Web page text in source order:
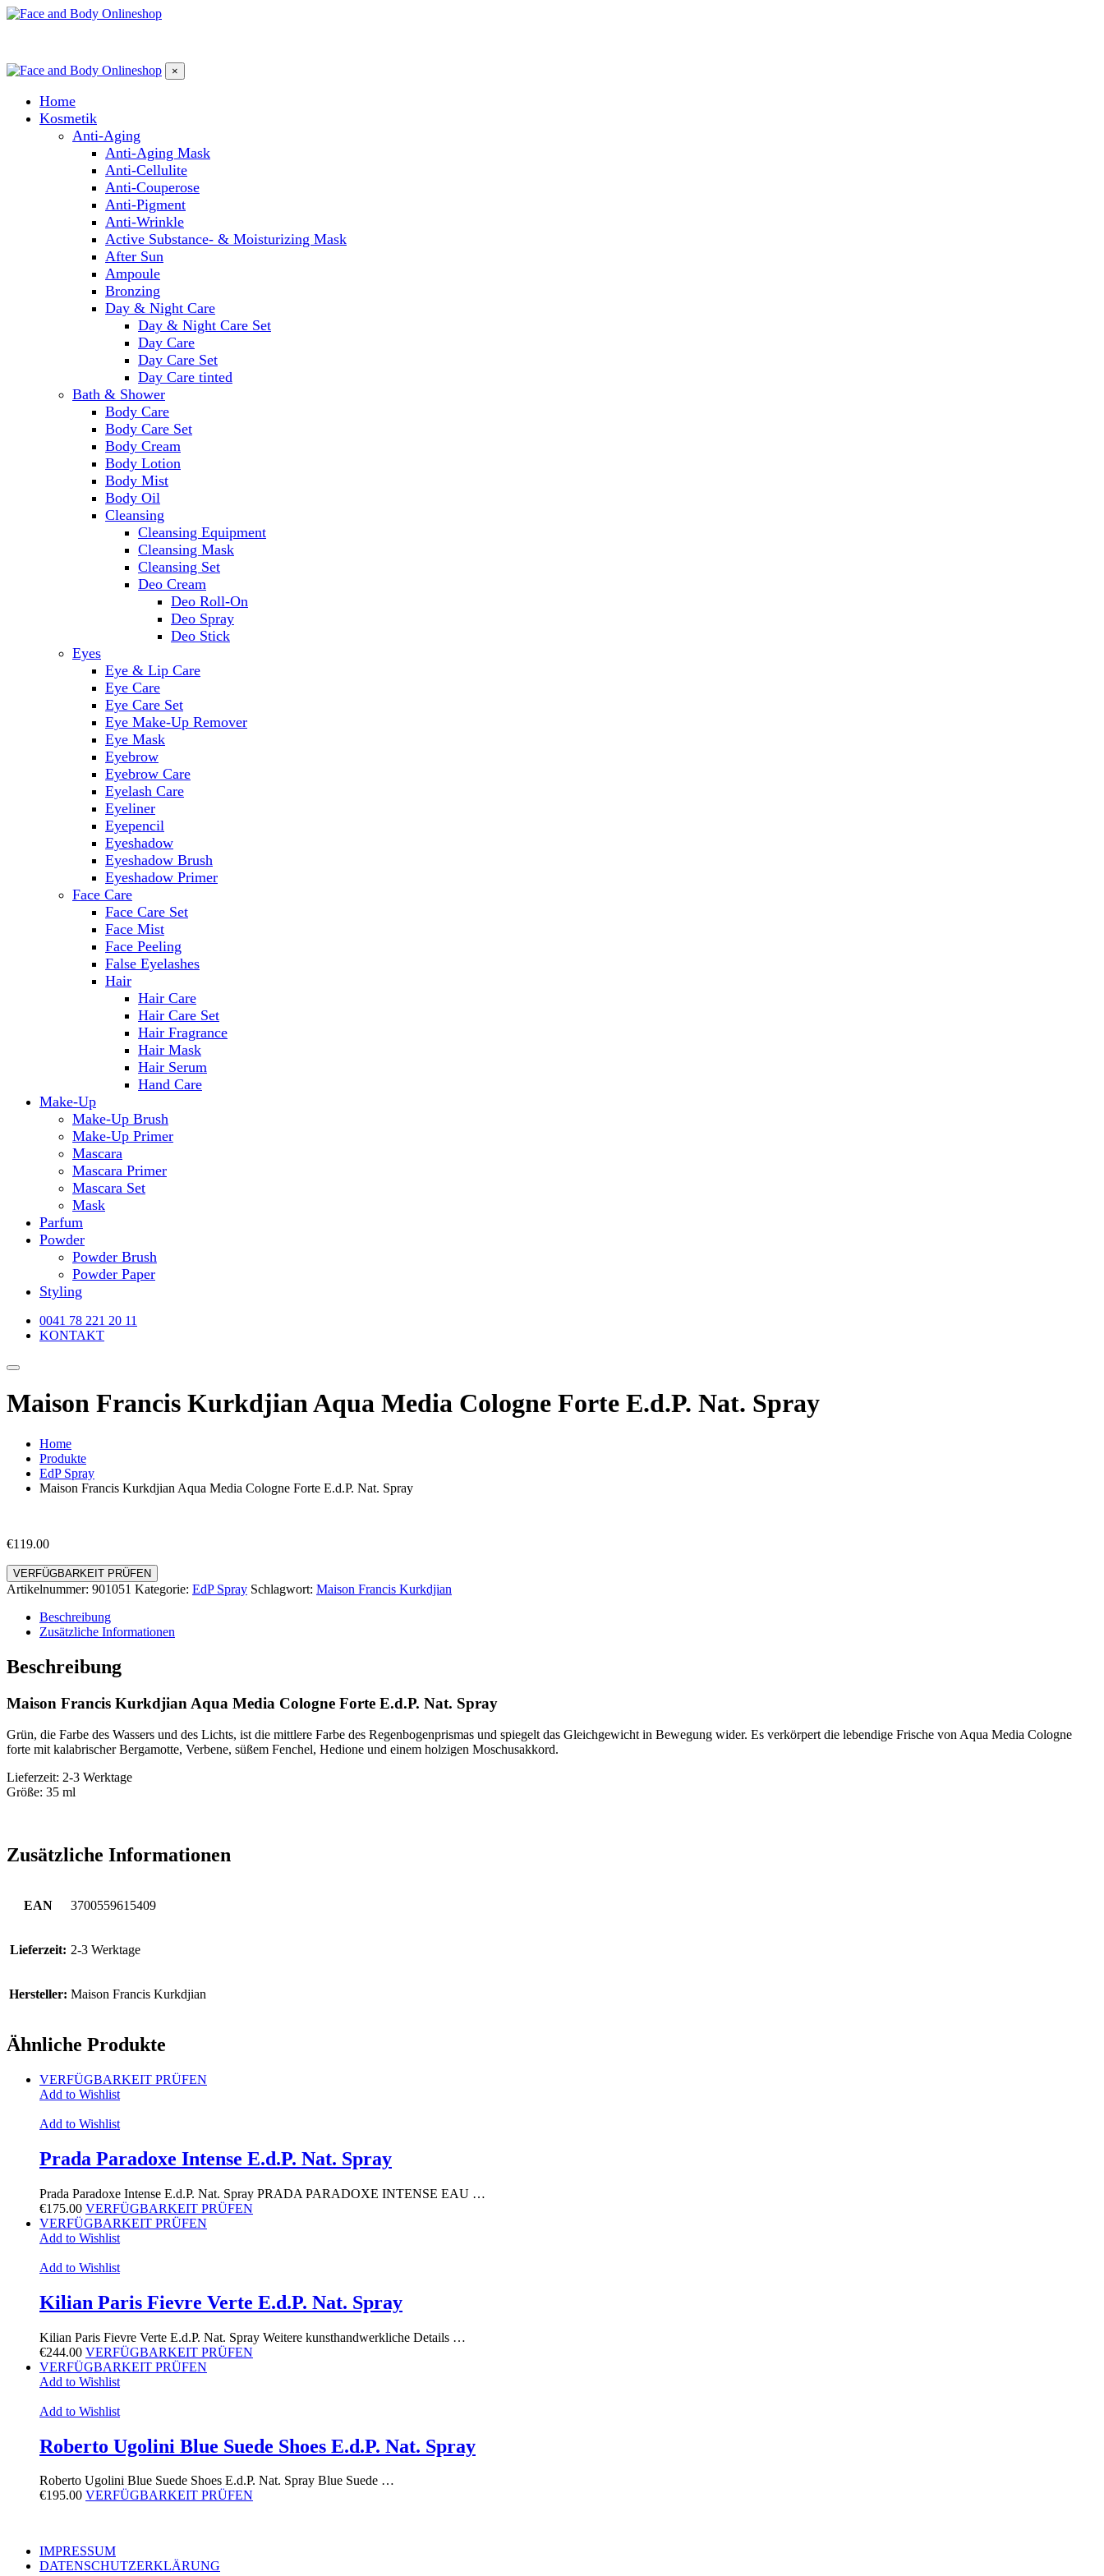
×
Home
Kosmetik
Anti-Aging
Anti-Aging Mask
Anti-Cellulite
Anti-Couperose
Anti-Pigment
Anti-Wrinkle
Active Substance- & Moisturizing Mask
After Sun
Ampoule
Bronzing
Day & Night Care
Day & Night Care Set
Day Care
Day Care Set
Day Care tinted
Bath & Shower
Body Care
Body Care Set
Body Cream
Body Lotion
Body Mist
Body Oil
Cleansing
Cleansing Equipment
Cleansing Mask
Cleansing Set
Deo Cream
Deo Roll-On
Deo Spray
Deo Stick
Eyes
Eye & Lip Care
Eye Care
Eye Care Set
Eye Make-Up Remover
Eye Mask
Eyebrow
Eyebrow Care
Eyelash Care
Eyeliner
Eyepencil
Eyeshadow
Eyeshadow Brush
Eyeshadow Primer
Face Care
Face Care Set
Face Mist
Face Peeling
False Eyelashes
Hair
Hair Care
Hair Care Set
Hair Fragrance
Hair Mask
Hair Serum
Hand Care
Make-Up
Make-Up Brush
Make-Up Primer
Mascara
Mascara Primer
Mascara Set
Mask
Parfum
Powder
Powder Brush
Powder Paper
Styling
0041 78 221 20 11
KONTAKT
Maison Francis Kurkdjian Aqua Media Cologne Forte E.d.P. Nat. Spray
Home
Produkte
EdP Spray
Maison Francis Kurkdjian Aqua Media Cologne Forte E.d.P. Nat. Spray
€119.00
VERFÜGBARKEIT PRÜFEN
Artikelnummer: 901051 Kategorie: EdP Spray Schlagwort: Maison Francis Kurkdjian
Beschreibung
Zusätzliche Informationen
Beschreibung
Maison Francis Kurkdjian Aqua Media Cologne Forte E.d.P. Nat. Spray
Grün, die Farbe des Wassers und des Lichts, ist die mittlere Farbe des Regenbogenprismas und spiegelt das Gleichgewicht in Bewegung wider. Es verkörpert die lebendige Frische von Aqua Media Cologne
forte mit kalabrischer Bergamotte, Verbene, süßem Fenchel, Hedione und einem holzigen Moschusakkord.
Lieferzeit: 2-3 Werktage
Größe: 35 ml
Zusätzliche Informationen
EAN 3700559615409
Lieferzeit: 2-3 Werktage
Hersteller: Maison Francis Kurkdjian
Ähnliche Produkte
VERFÜGBARKEIT PRÜFEN
Add to Wishlist
Add to Wishlist
Prada Paradoxe Intense E.d.P. Nat. Spray
Prada Paradoxe Intense E.d.P. Nat. Spray PRADA PARADOXE INTENSE EAU …
€175.00 VERFÜGBARKEIT PRÜFEN
VERFÜGBARKEIT PRÜFEN
Add to Wishlist
Add to Wishlist
Kilian Paris Fievre Verte E.d.P. Nat. Spray
Kilian Paris Fievre Verte E.d.P. Nat. Spray Weitere kunsthandwerkliche Details …
€244.00 VERFÜGBARKEIT PRÜFEN
VERFÜGBARKEIT PRÜFEN
Add to Wishlist
Add to Wishlist
Roberto Ugolini Blue Suede Shoes E.d.P. Nat. Spray
Roberto Ugolini Blue Suede Shoes E.d.P. Nat. Spray Blue Suede …
€195.00 VERFÜGBARKEIT PRÜFEN
IMPRESSUM
DATENSCHUTZERKLÄRUNG